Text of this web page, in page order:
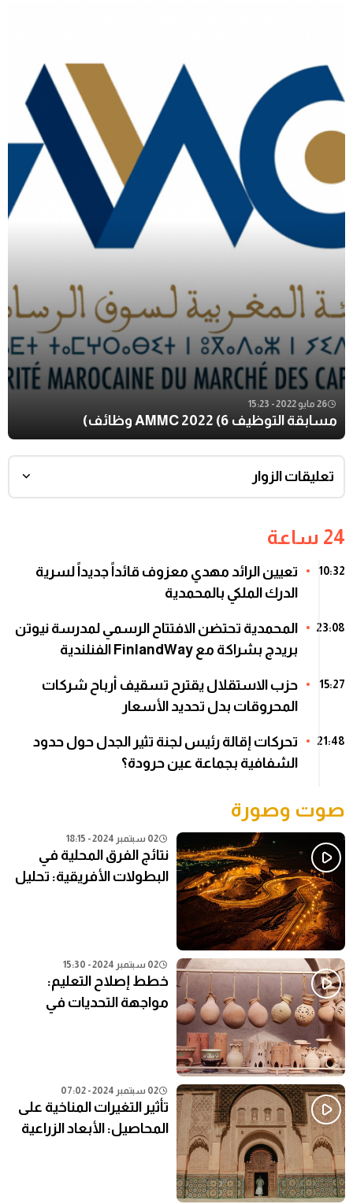
26 مايو 2022 - 15:23
مسابقة التوظيف AMMC 2022 (6 وظائف)
تعليقات الزوار
24 ساعة
10:32
تعيين الرائد مهدي معزوف قائداً جديداً لسرية
الدرك الملكي بالمحمدية
23:08
المحمدية تحتضن الافتتاح الرسمي لمدرسة نيوتن
بريدج بشراكة مع FinlandWay الفنلندية
15:27
حزب الاستقلال يقترح تسقيف أرباح شركات
المحروقات بدل تحديد الأسعار
21:48
تحركات إقالة رئيس لجنة تثير الجدل حول حدود
الشفافية بجماعة عين حرودة؟
صوت وصورة
02 سبتمبر 2024 - 18:15
نتائج الفرق المحلية في
البطولات الأفريقية: تحليل
02 سبتمبر 2024 - 15:30
خطط إصلاح التعليم:
مواجهة التحديات في
02 سبتمبر 2024 - 07:02
تأثير التغيرات المناخية على
المحاصيل: الأبعاد الزراعية